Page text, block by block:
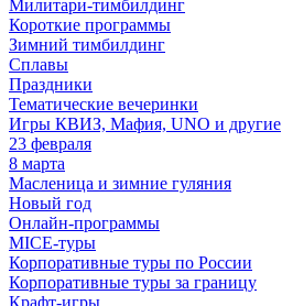
Милитари-тимбилдинг
Короткие программы
Зимний тимбилдинг
Сплавы
Праздники
Тематические вечеринки
Игры КВИЗ, Мафия, UNO и другие
23 февраля
8 марта
Масленица и зимние гуляния
Новый год
Онлайн-программы
MICE‑туры
Корпоративные туры по России
Корпоративные туры за границу
Крафт-игры